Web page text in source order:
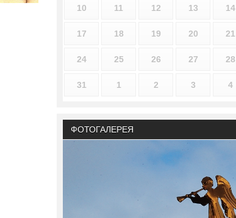
10 11 12 13 14
17 18 19 20 21
24 25 26 27 28
31 1 2 3 4
ФОТОГАЛЕРЕЯ